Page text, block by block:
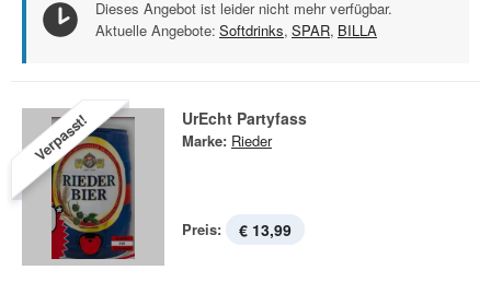
Dieses Angebot ist leider nicht mehr verfügbar.
Aktuelle Angebote: Softdrinks, SPAR, BILLA
Verpasst! UrEcht Partyfass
Marke: Rieder
Preis: € 13,99